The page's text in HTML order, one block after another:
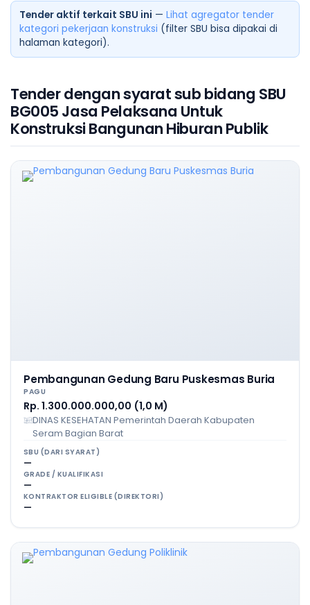
Tender aktif terkait SBU ini — Lihat agregator tender
kategori pekerjaan konstruksi (filter SBU bisa dipakai di
halaman kategori).
Tender dengan syarat sub bidang SBU
BG005 Jasa Pelaksana Untuk
Konstruksi Bangunan Hiburan Publik
Pembangunan Gedung Baru Puskesmas Buria
PAGU
Rp. 1.300.000.000,00 (1,0 M)
DINAS KESEHATAN Pemerintah Daerah Kabupaten
Seram Bagian Barat
SBU (DARI SYARAT)
—
GRADE / KUALIFIKASI
—
KONTRAKTOR ELIGIBLE (DIREKTORI)
—